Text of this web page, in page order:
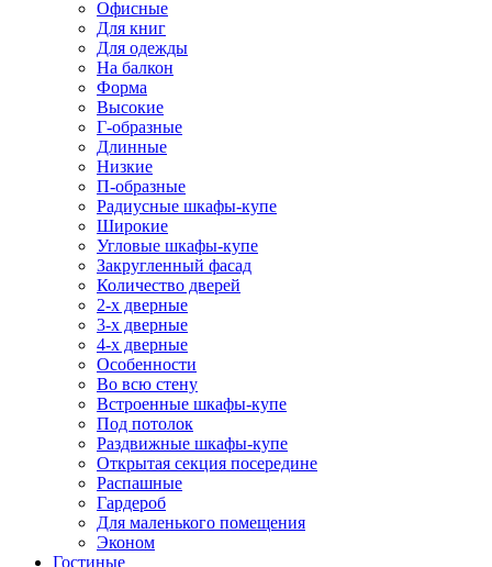
Офисные
Для книг
Для одежды
На балкон
Форма
Высокие
Г-образные
Длинные
Низкие
П-образные
Радиусные шкафы-купе
Широкие
Угловые шкафы-купе
Закругленный фасад
Количество дверей
2-х дверные
3-х дверные
4-х дверные
Особенности
Во всю стену
Встроенные шкафы-купе
Под потолок
Раздвижные шкафы-купе
Открытая секция посередине
Распашные
Гардероб
Для маленького помещения
Эконом
Гостиные